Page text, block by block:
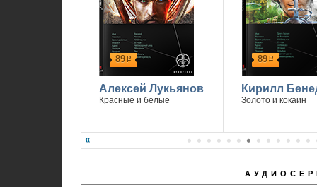
89р
Алексей Лукьянов
Красные и белые
89р
Кирилл
Золото и кокаин